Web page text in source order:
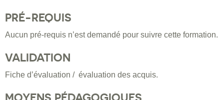
PRÉ-REQUIS
Aucun pré-requis n’est demandé pour suivre cette formation.
VALIDATION
Fiche d’évaluation / évaluation des acquis.